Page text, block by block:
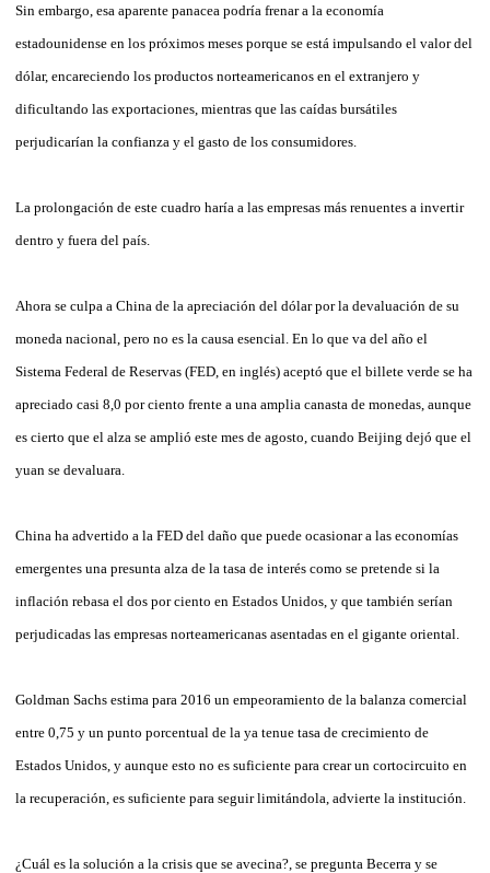
Sin embargo, esa aparente panacea podría frenar a la economía
estadounidense en los próximos meses porque se está impulsando el valor del
dólar, encareciendo los productos norteamericanos en el extranjero y
dificultando las exportaciones, mientras que las caídas bursátiles
perjudicarían la confianza y el gasto de los consumidores.
La prolongación de este cuadro haría a las empresas más renuentes a invertir
dentro y fuera del país.
Ahora se culpa a China de la apreciación del dólar por la devaluación de su
moneda nacional, pero no es la causa esencial. En lo que va del año el
Sistema Federal de Reservas (FED, en inglés) aceptó que el billete verde se ha
apreciado casi 8,0 por ciento frente a una amplia canasta de monedas, aunque
es cierto que el alza se amplió este mes de agosto, cuando Beijing dejó que el
yuan se devaluara.
China ha advertido a la FED del daño que puede ocasionar a las economías
emergentes una presunta alza de la tasa de interés como se pretende si la
inflación rebasa el dos por ciento en Estados Unidos, y que también serían
perjudicadas las empresas norteamericanas asentadas en el gigante oriental.
Goldman Sachs estima para 2016 un empeoramiento de la balanza comercial
entre 0,75 y un punto porcentual de la ya tenue tasa de crecimiento de
Estados Unidos, y aunque esto no es suficiente para crear un cortocircuito en
la recuperación, es suficiente para seguir limitándola, advierte la institución.
¿Cuál es la solución a la crisis que se avecina?, se pregunta Becerra y se